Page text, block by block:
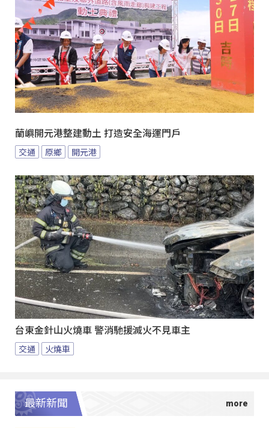
蘭嶼開元港整建動土 打造安全海運門戶
交通 原鄉 開元港
台東金針山火燒車 警消馳援滅火不見車主
交通 火燒車
最新新聞